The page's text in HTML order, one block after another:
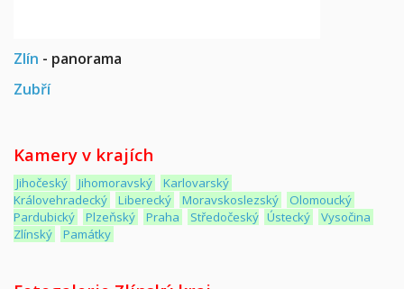
Zlín - panorama
Zubří
Kamery v krajích
Jihočeský Jihomoravský
Karlovarský
Královehradecký
Liberecký Moravskoslezský
Olomoucký
Pardubický
Plzeňský Praha Středočeský Ústecký
Vysočina
Zlínský
Památky